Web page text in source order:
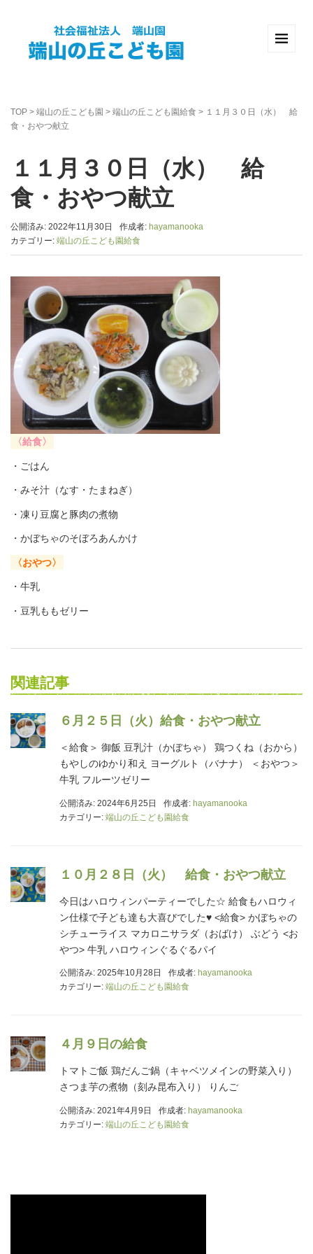
TOP > 端山の丘こども園 > 端山の丘こども園給食 > １１月３０日（水） 給
食・おやつ献立
１１月３０日（水） 給
食・おやつ献立
公開済み: 2022年11月30日 作成者: hayamanooka
カテゴリー: 端山の丘こども園給食
〈給食〉
・ごはん
・みそ汁（なす・たまねぎ）
・凍り豆腐と豚肉の煮物
・かぼちゃのそぼろあんかけ
〈おやつ〉
・牛乳
・豆乳ももゼリー
関連記事
６月２５日（火）給食・おやつ献立
＜給食＞ 御飯 豆乳汁（かぼちゃ） 鶏つくね（おから）
もやしのゆかり和え ヨーグルト（バナナ） ＜おやつ＞
牛乳 フルーツゼリー
公開済み: 2024年6月25日 作成者: hayamanooka
カテゴリー: 端山の丘こども園給食
１０月２８日（火） 給食・おやつ献立
今日はハロウィンパーティーでした☆ 給食もハロウィ
ン仕様で子ども達も大喜びでした♥ <給食> かぼちゃの
シチューライス マカロニサラダ（おばけ） ぶどう <お
やつ> 牛乳 ハロウィンぐるぐるパイ
公開済み: 2025年10月28日 作成者: hayamanooka
カテゴリー: 端山の丘こども園給食
４月９日の給食
トマトご飯 鶏だんご鍋（キャベツメインの野菜入り）
さつま芋の煮物（刻み昆布入り） りんご
公開済み: 2021年4月9日 作成者: hayamanooka
カテゴリー: 端山の丘こども園給食